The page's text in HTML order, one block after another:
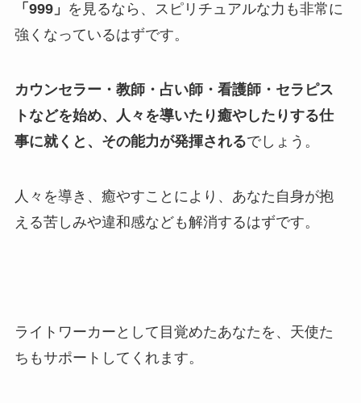
「999」 を見るなら、スピリチュアルな力も非常に
強くなっているはずです。
カウンセラー・教師・占い師・看護師・セラピス
トなどを始め、人々を導いたり癒やしたりする仕
事に就くと、その能力が発揮されるでしょう。
人々を導き、癒やすことにより、あなた自身が抱
える苦しみや違和感なども解消するはずです。
ライトワーカーとして目覚めたあなたを、天使た
ちもサポートしてくれます。